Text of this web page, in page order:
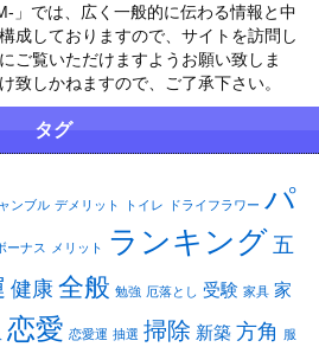
」では、広く一般的に伝わる情報と中
成しておりますので、サイトを訪問し
ご覧いただけますようお願い致しま
致しかねますので、ご了承下さい。
タグ
ンブル デメリット トイレ ドライフラワー パ
ーナス メリット ランキング 五
健康 全般 勉強 厄落とし 受験 家具 家
恋愛 恋愛運 抽選 掃除 新築 方角 服